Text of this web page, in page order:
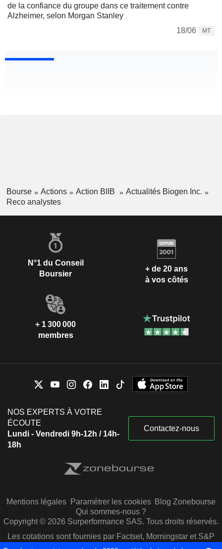
de la confiance du groupe dans ce traitement contre
Alzheimer, selon Morgan Stanley
18/06
MT
Bourse Actions Action BIIB
Actualités Biogen Inc.
Reco analystes
N°1 du Conseil
Boursier
+ de 20 ans
à vos côtés
+ 1 300 000
membres
NOS EXPERTS À VOTRE
ÉCOUTE
Lundi - Vendredi 9h-12h / 14h-
18h
Contactez-nous
Mentions légales Paramétrer les cookies Blog Zonebourse
Qui sommes-nous ?
Copyright © 2026 Surperformance SAS. Tous droits réservés.
Les cotations sont fournies par Factset, Morningstar et S&P
Capital IQ